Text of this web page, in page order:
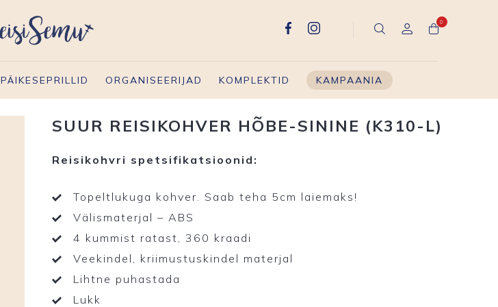
0
PÄIKESEPRILLID ORGANISEERIJAD KOMPLEKTID KAMPAANIA
SUUR REISIKOHVER HÕBE-SININE (K310-L)
Reisikohvri spetsifikatsioonid:
Topeltlukuga kohver. Saab teha 5cm laiemaks!
Välismaterjal – ABS
4 kummist ratast, 360 kraadi
Veekindel, kriimustuskindel materjal
Lihtne puhastada
Lukk